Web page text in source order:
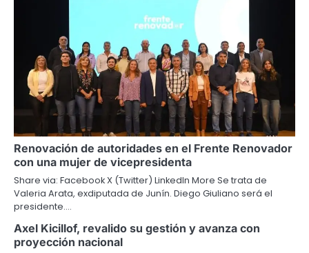
Renovación de autoridades en el Frente Renovador
con una mujer de vicepresidenta
Share via: Facebook X (Twitter) LinkedIn More Se trata de
Valeria Arata, exdiputada de Junín. Diego Giuliano será el
presidente.…
Axel Kicillof, revalido su gestión y avanza con
proyección nacional